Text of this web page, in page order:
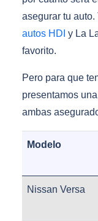
asegurar tu auto.
autos HDI y La
favorito.
Pero para que
presentamos
ambas
Modelo
Nissan Versa